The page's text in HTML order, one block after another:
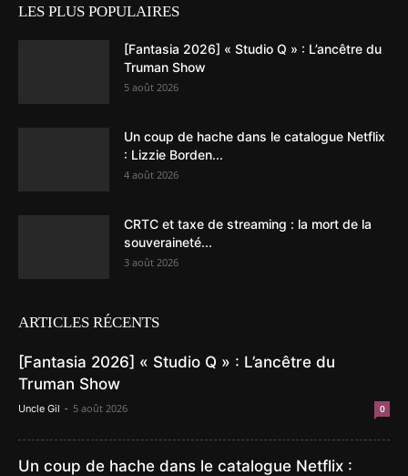
LES PLUS POPULAIRES
[Fantasia 2026] « Studio Q » : L’ancêtre du
Truman Show
5 août 2026
Un coup de hache dans le catalogue Netflix
: Lizzie Borden...
4 août 2026
CRTC et taxe de streaming : la mort de la
souveraineté...
3 août 2026
ARTICLES RÉCENTS
[Fantasia 2026] « Studio Q » : L’ancêtre du
Truman Show
Uncle Gil - 5 août 2026 0
Un coup de hache dans le catalogue Netflix :